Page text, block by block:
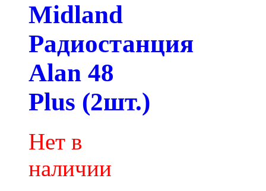
Midland
Радиостанция
Alan 48
Plus (2шт.)
Нет в
наличии